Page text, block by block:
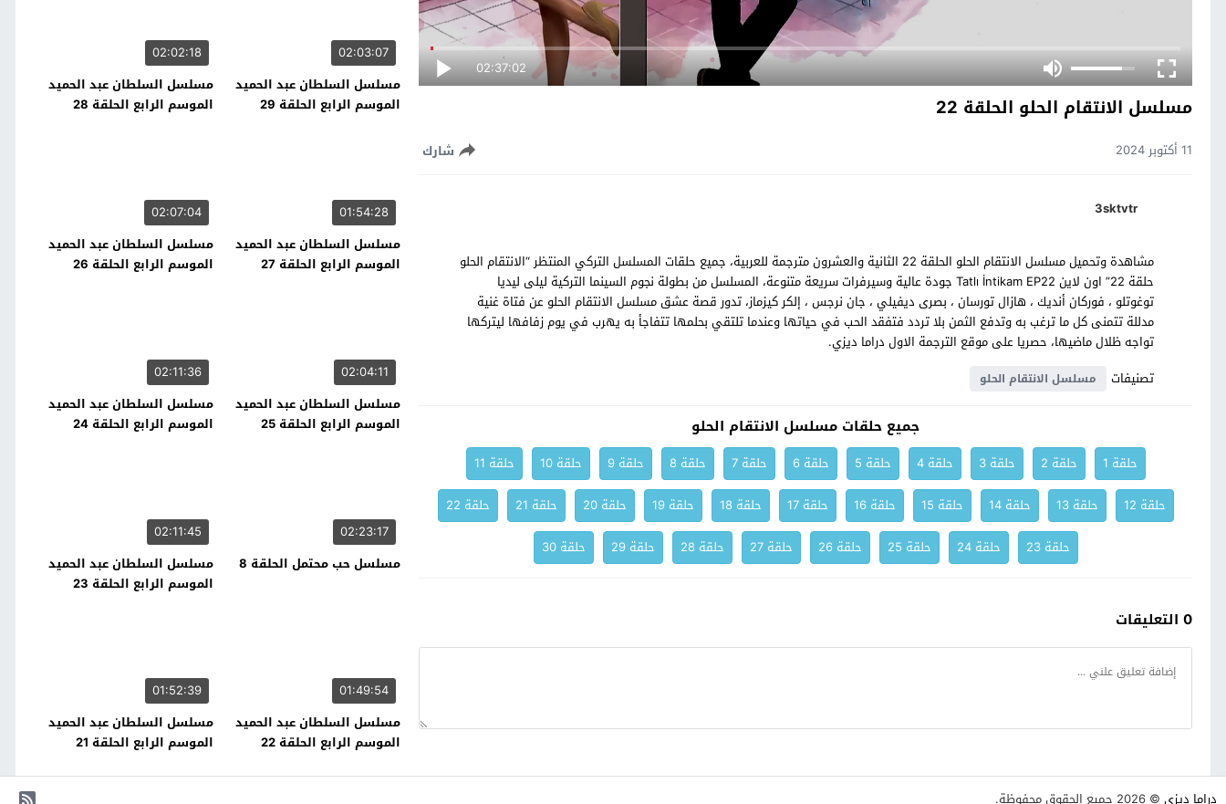
02:37:02
مسلسل الانتقام الحلو الحلقة 22
11 أكتوبر 2024 شارك
3sktvtr
مشاهدة وتحميل مسلسل الانتقام الحلو الحلقة 22 الثانية والعشرون مترجمة للعربية، جميع حلقات المسلسل التركي المنتظر “الانتقام الحلو
حلقة 22” اون لاين Tatlı İntikam EP22 جودة عالية وسيرفرات سريعة متنوعة، المسلسل من بطولة نجوم السينما التركية ليلى ليديا
توغوتلو ، فوركان أنديك ، هازال تورسان ، بصرى ديفيلي ، جان نرجس ، إلكر كيزماز، تدور قصة عشق مسلسل الانتقام الحلو عن فتاة غنية
مدللة تتمنى كل ما ترغب به وتدفع الثمن بلا تردد فتفقد الحب في حياتها وعندما تلتقي بحلمها تتفاجأ به يهرب في يوم زفافها ليتركها
تواجه ظلال ماضيها، حصريا على موقع الترجمة الاول دراما ديزي.
تصنيفات
مسلسل الانتقام الحلو
جميع حلقات مسلسل الانتقام الحلو
حلقة 1 حلقة 2 حلقة 3 حلقة 4 حلقة 5 حلقة 6 حلقة 7 حلقة 8 حلقة 9 حلقة 10
حلقة 11
حلقة 12
حلقة 13 حلقة 14 حلقة 15 حلقة 16 حلقة 17 حلقة 18 حلقة 19 حلقة 20 حلقة 21
حلقة 22
حلقة 23
حلقة 24 حلقة 25 حلقة 26 حلقة 27 حلقة 28 حلقة 29 حلقة 30
0 التعليقات
02:03:07
مسلسل السلطان عبد الحميد
الموسم الرابع الحلقة 29
02:02:18
مسلسل السلطان عبد الحميد
الموسم الرابع الحلقة 28
01:54:28
مسلسل السلطان عبد الحميد
الموسم الرابع الحلقة 27
02:07:04
مسلسل السلطان عبد الحميد
الموسم الرابع الحلقة 26
02:04:11
مسلسل السلطان عبد الحميد
الموسم الرابع الحلقة 25
02:11:36
مسلسل السلطان عبد الحميد
الموسم الرابع الحلقة 24
02:23:17
مسلسل حب محتمل الحلقة 8
02:11:45
مسلسل السلطان عبد الحميد
الموسم الرابع الحلقة 23
01:49:54
مسلسل السلطان عبد الحميد
الموسم الرابع الحلقة 22
01:52:39
مسلسل السلطان عبد الحميد
الموسم الرابع الحلقة 21
دراما ديزي © 2026 جميع الحقوق محفوظة.